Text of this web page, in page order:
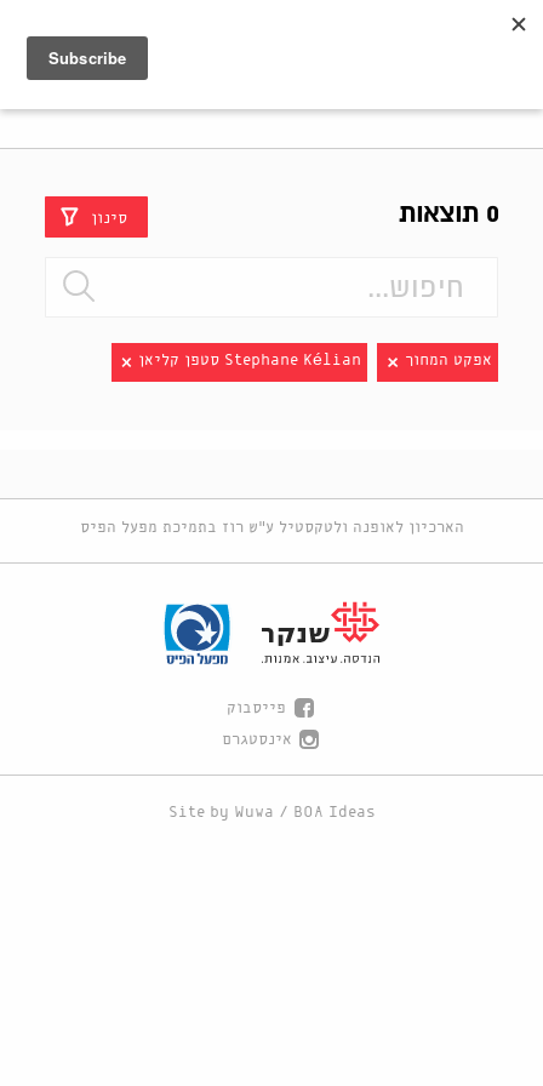
0 תוצאות סינון
אפקט המחוך Stephane Kélian סטפן קליאן
הארכיון לאופנה ולטקסטיל ע"ש רוז בתמיכת מפעל הפיס
פייסבוק
אינסטגרם
Site by Wuwa / BOA Ideas